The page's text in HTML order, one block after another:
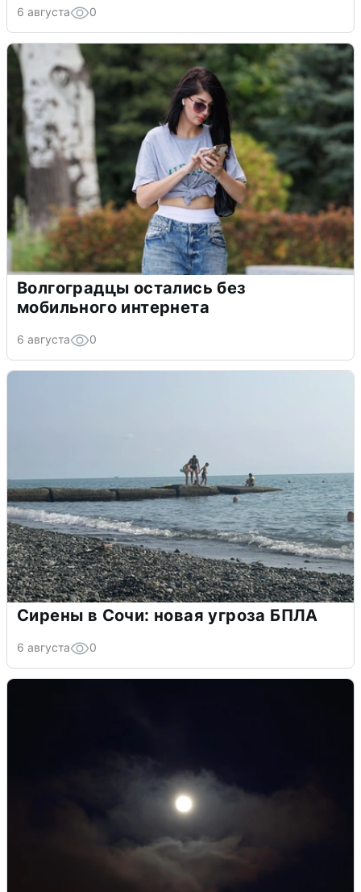
6 августа 0
Волгоградцы остались без
мобильного интернета
6 августа 0
Сирены в Сочи: новая угроза БПЛА
6 августа 0